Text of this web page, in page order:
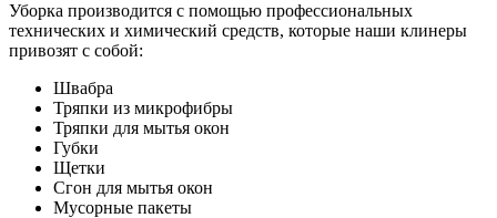
Уборка производится с помощью профессиональных
технических и химический средств, которые наши клинеры
привозят с собой:
Швабра
Тряпки из микрофибры
Тряпки для мытья окон
Губки
Щетки
Сгон для мытья окон
Мусорные пакеты